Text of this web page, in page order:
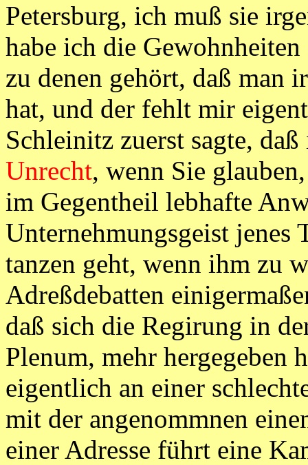
Petersburg, ich muß sie
habe ich die
zu denen gehört, daß man
hat, und der fehlt mir
Schleinitz zuerst sagte,
Unrecht, wenn Sie
im Gegentheil lebhafte
Unternehmungsgeist jenes
tanzen geht, wenn ihm zu
Adreßdebatten
daß sich die Regirung in
Plenum, mehr hergegeben
eigentlich an einer
mit der angenommnen
einer Adresse führt eine